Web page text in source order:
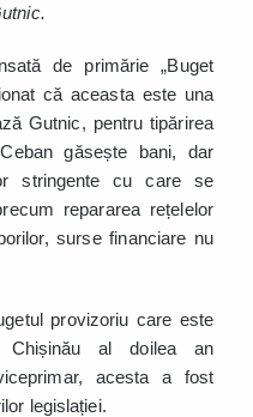
de primărie „Buget
că aceasta este una
Gutnic, pentru tipărirea
găsește bani, dar
stringente cu care se
repararea rețelelor
surse financiare nu
provizoriu care este
Chișinău al doilea an
acesta a fost
legislației.